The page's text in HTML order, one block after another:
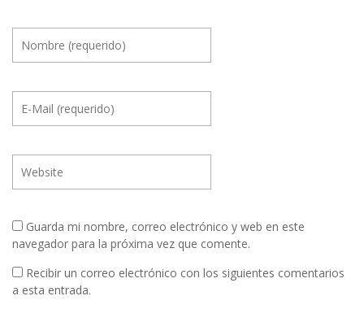
Guarda mi nombre, correo electrónico y web en este
navegador para la próxima vez que comente.
Recibir un correo electrónico con los siguientes comentarios
a esta entrada.